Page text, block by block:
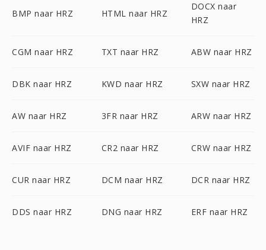
BMP naar HRZ HTML naar HRZ
DOCX naar
HRZ
CGM naar HRZ TXT naar HRZ ABW naar HRZ
DBK naar HRZ KWD naar HRZ SXW naar HRZ
AW naar HRZ 3FR naar HRZ ARW naar HRZ
AVIF naar HRZ CR2 naar HRZ CRW naar HRZ
CUR naar HRZ DCM naar HRZ DCR naar HRZ
DDS naar HRZ DNG naar HRZ ERF naar HRZ